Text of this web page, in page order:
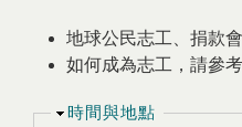
地球公民志工、捐款
如何成為志工，請參考
隱藏
時間與地點